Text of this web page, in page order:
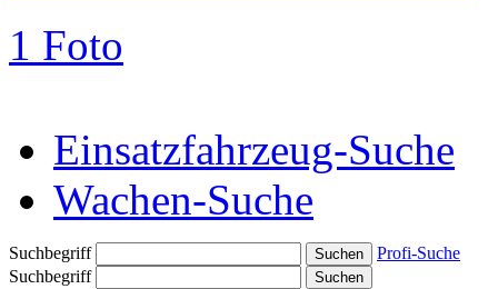
1 Foto
Einsatzfahrzeug-Suche
Wachen-Suche
Suchbegriff
Profi-Suche
Suchbegriff